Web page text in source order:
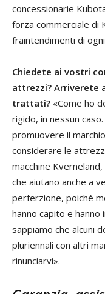
concessionarie
forza commerciale di
fraintendimenti di
Chiedete ai vostri
attrezzi? Arriverete
trattati? «Come ho
rigido, in nessun
promuovere il
considerare le
macchine
che aiutano anche a
perferzione, poiché
hanno capito e
sappiamo che alcuni
pluriennali con altri
rinunciarvi».